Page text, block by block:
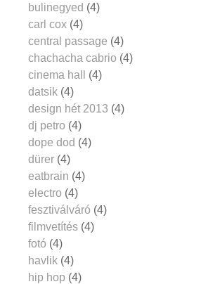
bulinegyed (4)
carl cox (4)
central passage (4)
chachacha cabrio (4)
cinema hall
(4)
datsik (4)
design hét 2013 (4)
dj petro (4)
dope dod (4)
dürer (4)
eatbrain (4)
electro (4)
fesztiválváró (4)
filmvetítés (4)
fotó (4)
havlik (4)
hip hop (4)